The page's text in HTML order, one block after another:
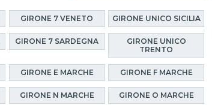
GIRONE 7 VENETO GIRONE UNICO SICILIA
GIRONE 7 SARDEGNA
GIRONE UNICO
TRENTO
GIRONE E MARCHE GIRONE F MARCHE
GIRONE N MARCHE GIRONE O MARCHE